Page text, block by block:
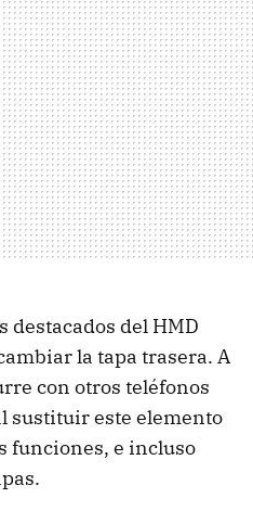
destacados del HMD
la tapa trasera. A
con otros teléfonos
sustituir este elemento
funciones, e incluso